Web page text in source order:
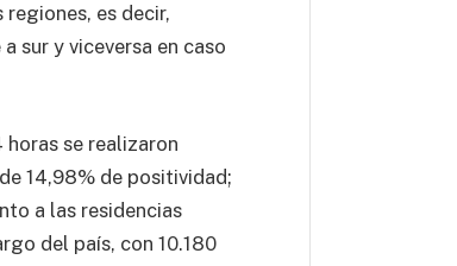
es decir,
sur y viceversa en caso
se realizaron
14,98% de positividad;
a las residencias
del país, con 10.180